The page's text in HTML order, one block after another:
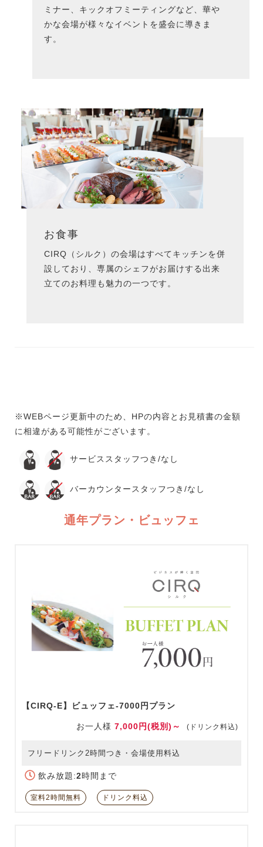
ミナー、キックオフミーティングなど、華や
かな会場が様々なイベントを盛会に導きま
す。
お食事
CIRQ（シルク）の会場はすべてキッチンを併
設しており、専属のシェフがお届けする出来
立てのお料理も魅力の一つです。
※WEBページ更新中のため、HPの内容とお見積書の金額
に相違がある可能性がございます。
サービススタッフつき/なし
バーカウンタースタッフつき/なし
通年プラン・ビュッフェ
【CIRQ-E】ビュッフェ-7000円プラン
お一人様 7,000円(税別)～ (ドリンク料込)
フリードリンク2時間つき・会場使用料込
飲み放題:2時間まで
室料2時間無料 ドリンク料込